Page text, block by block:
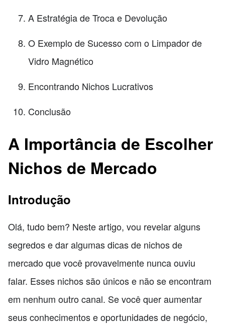
A Estratégia de Troca e Devolução
O Exemplo de Sucesso com o Limpador de
Vidro Magnético
Encontrando Nichos Lucrativos
Conclusão
A Importância de Escolher
Nichos de Mercado
Introdução
Olá, tudo bem? Neste artigo, vou revelar alguns
segredos e dar algumas dicas de nichos de
mercado que você provavelmente nunca ouviu
falar. Esses nichos são únicos e não se encontram
em nenhum outro canal. Se você quer aumentar
seus conhecimentos e oportunidades de negócio,